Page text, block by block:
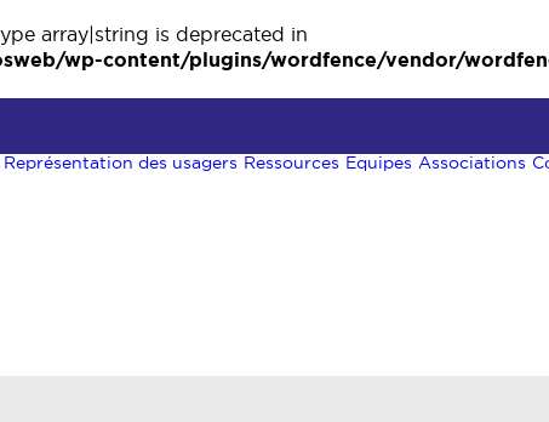
array|string is deprecated in
wp-content/plugins/wordfence/vendor/
Représentation des usagers Ressources Equipes Associations